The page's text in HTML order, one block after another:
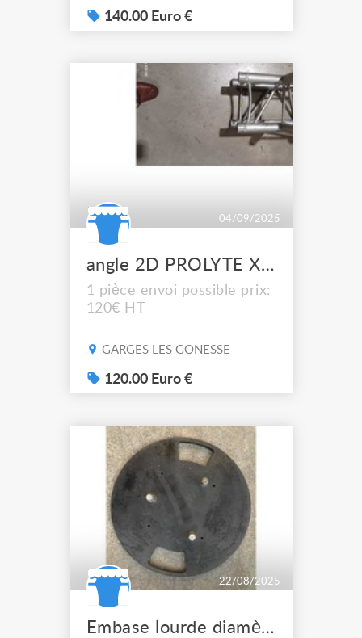
140.00 Euro €
04/09/2025
angle 2D PROLYTE X30V C003
1 pièce envoi possible prix:
120€ HT
GARGES LES GONESSE
120.00 Euro €
22/08/2025
Embase lourde diamètre 49cm